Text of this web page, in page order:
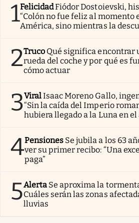
1FelicidadFiódor Dostoievski,
“Colón no fue feliz al momento
América, sino mientras la
2Truco Qué significa encontrar
rueda del coche y por qué es
cómo actuar
3ViralIsaac Moreno Gallo,
“Sin la caída del Imperio
hubiera llegado a la Luna en el
4Pensiones Se jubila a los 63
ver su primer recibo: “Una
paga”
5Alerta Se aproxima la
Cuáles serán las zonas
lluvias